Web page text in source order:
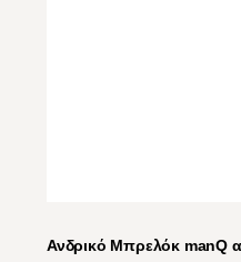
Ανδρικό Μπρελόκ manQ